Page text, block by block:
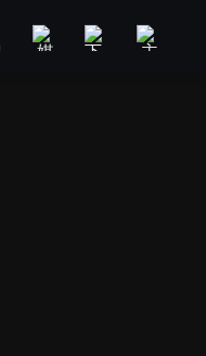
新聞政論